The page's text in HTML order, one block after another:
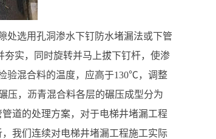
处选用孔洞渗水下钉防水堵漏法或下管
夯实，同时旋转并马上拔下钉杆，使渗
验混合料的温度，应高于130℃，调整
压，沥青混合料各层的碾压成型分为
道的处理方案，对于电梯井堵漏工程
我们连续对电梯井堵漏工程施工实际